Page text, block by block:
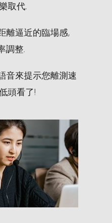
取代.
離逼近的臨場感,
調整.
音來提示您離測速
頭看了!